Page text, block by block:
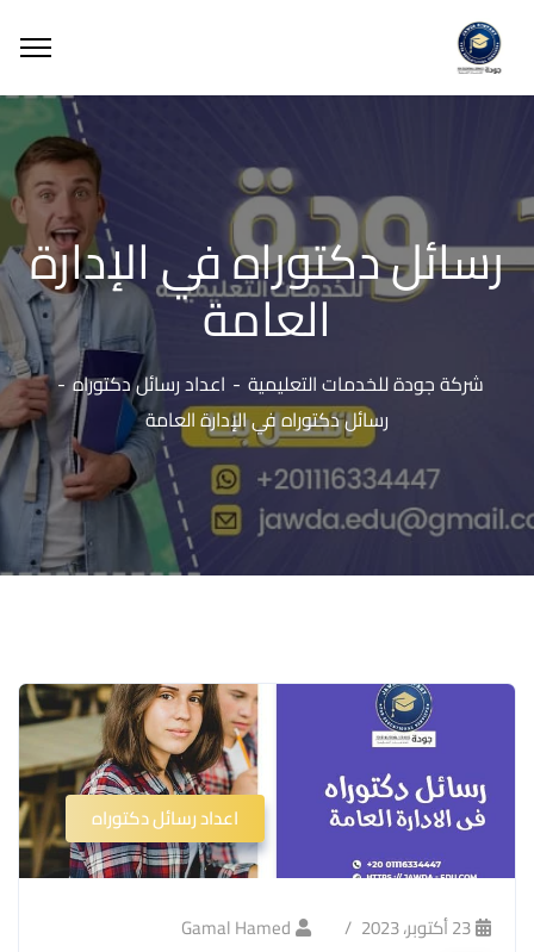
رسائل دكتوراه في الإدارة
العامة
شركة جودة للخدمات التعليمية
اعداد رسائل دكتوراه
رسائل دكتوراه في الإدارة العامة
اعداد رسائل دكتوراه
23 أكتوبر، 2023 Gamal Hamed